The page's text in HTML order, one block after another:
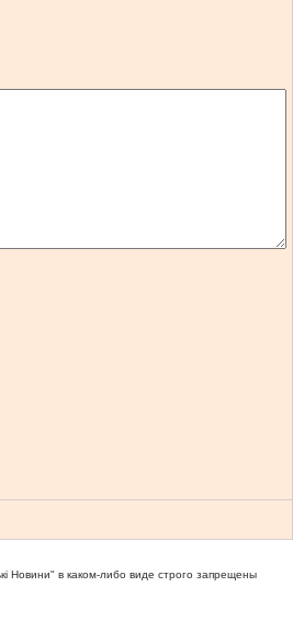
Новини" в каком-либо виде строго запрещены